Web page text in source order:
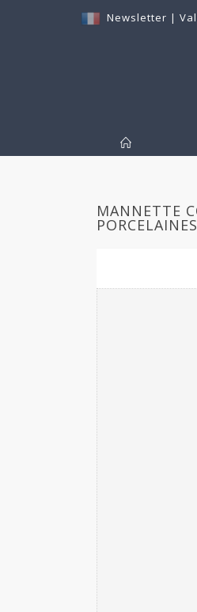
Newsletter |
MANNETTE